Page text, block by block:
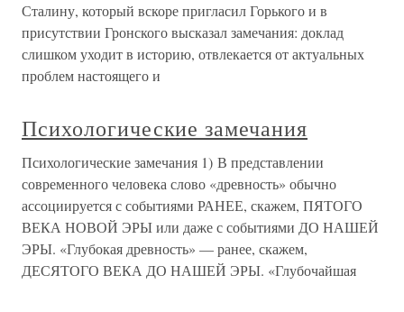
Сталину, который вскоре пригласил Горького и в
присутствии Гронского высказал замечания: доклад
слишком уходит в историю, отвлекается от актуальных
проблем настоящего и
Психологические замечания
Психологические замечания 1) В представлении
современного человека слово «древность» обычно
ассоциируется с событиями РАНЕЕ, скажем, ПЯТОГО
ВЕКА НОВОЙ ЭРЫ или даже с событиями ДО НАШЕЙ
ЭРЫ. «Глубокая древность» — ранее, скажем,
ДЕСЯТОГО ВЕКА ДО НАШЕЙ ЭРЫ. «Глубочайшая